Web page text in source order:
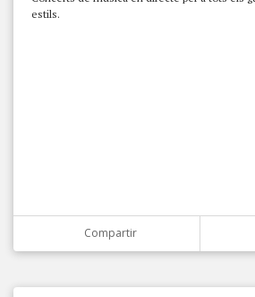
estils.
Compartir